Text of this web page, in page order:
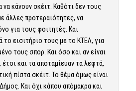
να κάνουν σκέιτ. Καθότι δεν τους
άλλες προτεραιότητες, να
για τους φοιτητές. Και
το εισιτήριο τους με το ΚΤΕΛ, για
τους σπορ. Και όσο και αν είναι
και τα αποταμίευαν τα λεφτά,
πίστα σκέιτ. Το θέμα όμως είναι
Και όχι κάπου απόμακρα και